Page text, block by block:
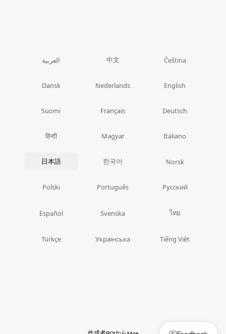
العربية 中文 Čeština
Dansk Nederlands English
Suomi Français Deutsch
हिन्दी Magyar Italiano
日本語 한국어 Norsk
Polski Português Русский
Español Svenska ไทย
Türkçe Українська Tiếng Việt